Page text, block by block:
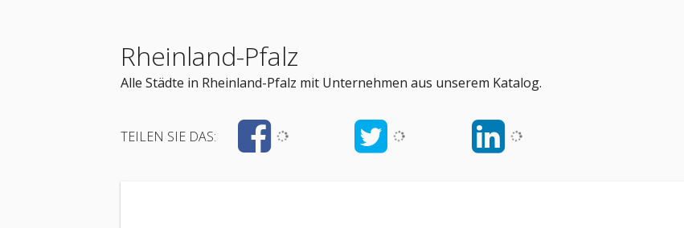
Rheinland-Pfalz
Alle Städte in Rheinland-Pfalz mit Unternehmen aus unserem Katalog.
TEILEN SIE DAS: